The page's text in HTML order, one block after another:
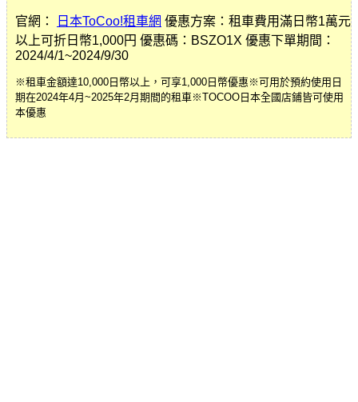
官網： 日本ToCoo!租車網 優惠方案：租車費用滿日幣1萬元
以上可折日幣1,000円 優惠碼：BSZO1X 優惠下單期間：
2024/4/1~2024/9/30
※租車金額達10,000 日幣以上，可享1,000 日幣優惠※可用於預約使用日
期在2024年4月 ~2025年2月期間的租車※TOCOO 日本全國店鋪皆可使用
本優惠